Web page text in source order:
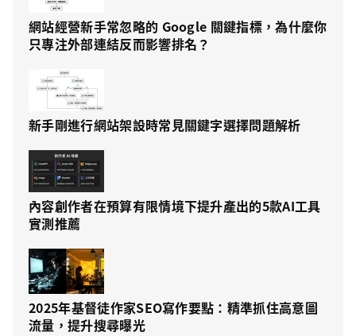
網站經營新手常忽略的 Google 關鍵指標，為什麼你
只專注外部連結反而影響排名？
新手剛進行網站架設時常見關鍵字選擇問題解析
內容創作者在預算有限情境下提升產出的5款AI工具
實測推薦
2025年基督徒作家SEO寫作要點：精準抓住高意圖
流量，提升搜尋曝光